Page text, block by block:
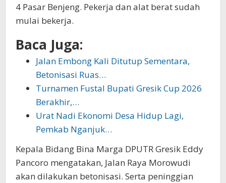
4 Pasar Benjeng. Pekerja dan alat berat sudah
mulai bekerja.
Baca Juga:
Jalan Embong Kali Ditutup Sementara,
Betonisasi Ruas…
Turnamen Fustal Bupati Gresik Cup 2026
Berakhir,…
Urat Nadi Ekonomi Desa Hidup Lagi,
Pemkab Nganjuk…
Kepala Bidang Bina Marga DPUTR Gresik Eddy
Pancoro mengatakan, Jalan Raya Morowudi
akan dilakukan betonisasi. Serta peninggian